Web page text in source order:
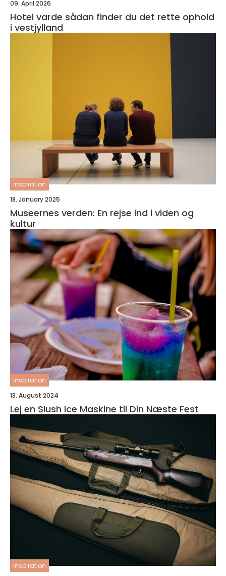
09. April 2026
Hotel varde sådan finder du det rette ophold
i vestjylland
inspiration
18. January 2025
Museernes verden: En rejse ind i viden og
kultur
inspiration
13. August 2024
Lej en Slush Ice Maskine til Din Næste Fest
inspiration